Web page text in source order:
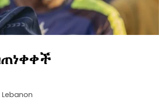
Lebanon